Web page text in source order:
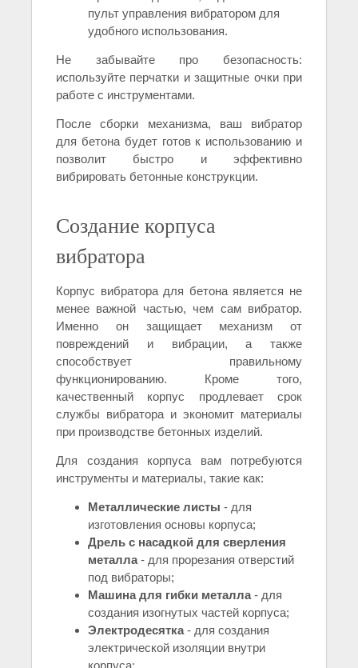
пульт управления вибратором для
удобного использования.
Не забывайте про безопасность:
используйте перчатки и защитные очки при
работе с инструментами.
После сборки механизма, ваш вибратор
для бетона будет готов к использованию и
позволит быстро и эффективно
вибрировать бетонные конструкции.
Создание корпуса
вибратора
Корпус вибратора для бетона является не
менее важной частью, чем сам вибратор.
Именно он защищает механизм от
повреждений и вибрации, а также
способствует правильному
функционированию. Кроме того,
качественный корпус продлевает срок
службы вибратора и экономит материалы
при производстве бетонных изделий.
Для создания корпуса вам потребуются
инструменты и материалы, такие как:
Металлические листы - для
изготовления основы корпуса;
Дрель с насадкой для сверления
металла- для прорезания отверстий
под вибраторы;
Машина для гибки металла- для
создания изогнутых частей корпуса;
Электродесятка- для создания
электрической изоляции внутри